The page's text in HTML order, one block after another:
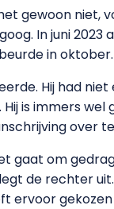
gewoon niet,
In juni 2023
in oktober.
Hij had
is immers
over
gaat om
de rechter
ervoor